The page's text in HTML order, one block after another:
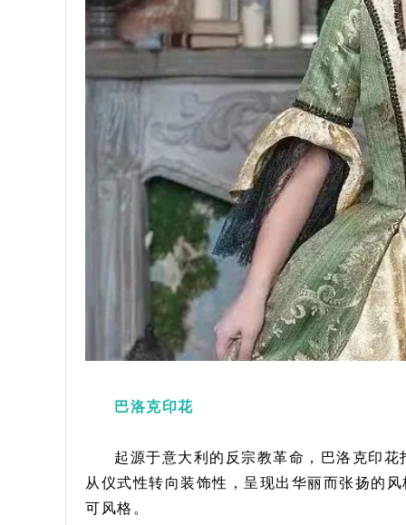
巴洛克印花
起源于意大利的反宗教革命，巴洛克印
从仪式性转向装饰性，呈现出华丽而张扬的
可风格。